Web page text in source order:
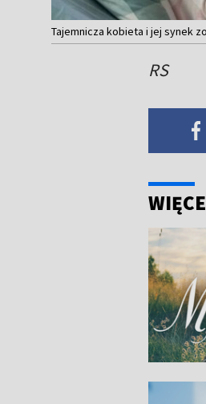
Tajemnicza kobieta i jej synek
RS